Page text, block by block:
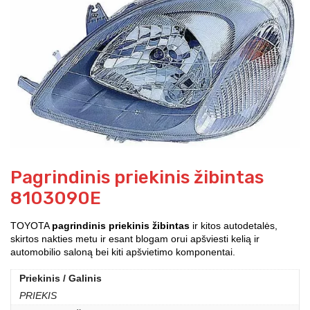
Pagrindinis priekinis žibintas
8103090E
TOYOTApagrindinis priekinis žibintas ir kitos autodetalės,
skirtos nakties metu ir esant blogam orui apšviesti kelią ir
automobilio saloną bei kiti apšvietimo komponentai.
Priekinis / Galinis
PRIEKIS